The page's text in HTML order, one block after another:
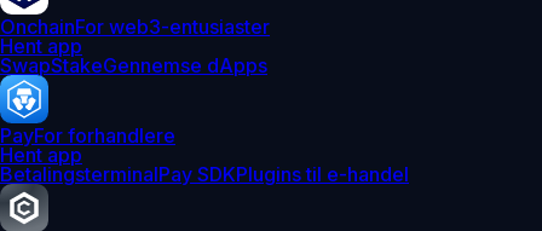
OnchainFor web3-entusiaster
Hent app
SwapStakeGennemse dApps
PayFor forhandlere
Hent app
BetalingsterminalPay SDKPlugins til e-handel